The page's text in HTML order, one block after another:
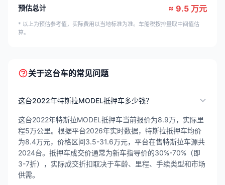
预估总计 ≈ 9.5 万元
* 以上为预估参考值，实际费用以当地标准为准。车船税按排量取中间值估
算。
关于这台车的常见问题
这台2022年特斯拉MODEL抵押车多少钱？
这台2022年特斯拉MODEL抵押车当前报价为8.9万，实际里
程5万公里。根据平台2026年实时数据，特斯拉抵押车均价
为8.4万元，价格区间3.5-31.6万元，平台在售特斯拉车源共
2024台。抵押车成交价通常为新车指导价的30%-70%（即
3-7折），实际成交折扣取决于车龄、里程、手续类型和市场
供需。